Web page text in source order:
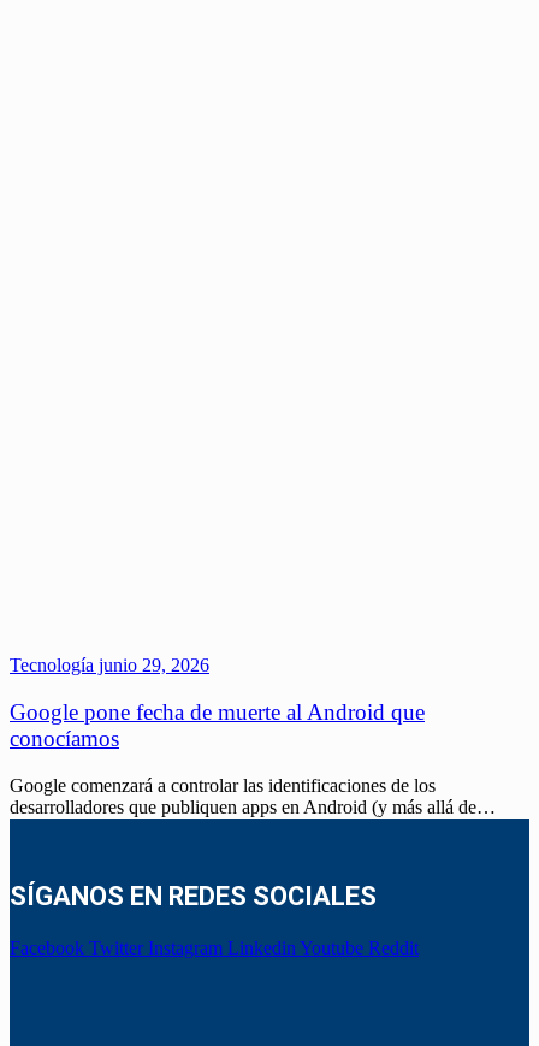
Tecnología junio 29, 2026
Google pone fecha de muerte al Android que
conocíamos
Google comenzará a controlar las identificaciones de los
desarrolladores que publiquen apps en Android (y más allá de…
SÍGANOS EN REDES SOCIALES
Facebook Twitter Instagram Linkedin Youtube Reddit